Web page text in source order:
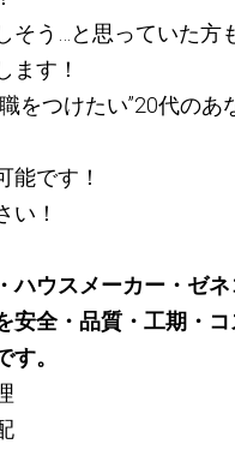
そう…と思っていた方
ます！
をつけたい”20代のあ
能です！
い！
ハウスメーカー・ゼ
安全・品質・工期・
す。